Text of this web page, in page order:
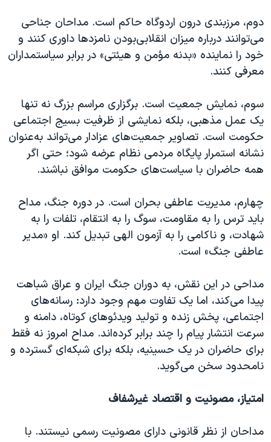
دوم، مرزبندی درون اردوگاه حاکم است. مداحان جناحی
می‌توانند درباره میزان انقلابی‌بودن نامزدها داوری کنند و
خود را نماینده «بدنه مؤمن و هیئتی» در برابر سیاستمداران
معرفی کنند.
سوم، نمایش جمعیت است. برگزاری مراسم بزرگ نه تنها
یک عمل مذهبی، بلکه نمایشی از ظرفیت بسیج اجتماعی
حکومت است. تصاویر جمعیت‌های عزادار می‌تواند به‌عنوان
نشانه استمرار پایگاه مردمی نظام عرضه شود؛ حتی اگر
همه حاضران با سیاست‌های حکومت موافق نباشند.
چهارم، مدیریت عاطفی بحران است. در دوره جنگ، مداح
باید ترس را به مقاومت، سوگ را به انتقام، تلفات را به
شهادت، و ناکامی را به آزمون الهی تبدیل کند. او «مدیر
عاطفی جنگ» است.
مداحی در این نقش، به دوران جنگ ایران و عراق شباهت
پیدا می‌کند، اما یک تفاوت مهم وجود دارد: رسانه‌های
اجتماعی، پخش زنده و تولید ویدئوهای کوتاه، دامنه و
سرعت انتشار پیام را چند برابر کرده‌اند. مداح امروز نه فقط
برای حاضران در یک حسینیه، بلکه برای شبکه‌ای گسترده و
نامحدود سخن می‌گوید.
امتیاز، مصونیت و اقتصاد غیرشفاف
مداحان از نظر قانونی دارای مصونیت رسمی نیستند. با